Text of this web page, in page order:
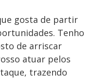
gosta de partir
Tenho
de arriscar
atuar pelos
trazendo